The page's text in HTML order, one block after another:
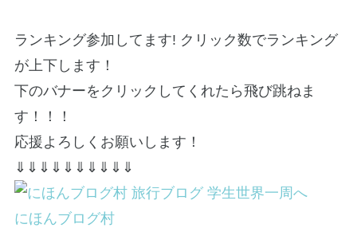
ランキング参加してます! クリック数でランキング
が上下します！
下のバナーをクリックしてくれたら飛び跳ねま
す！！！
応援よろしくお願いします！
⇓⇓⇓⇓⇓⇓⇓⇓⇓⇓
にほんブログ村